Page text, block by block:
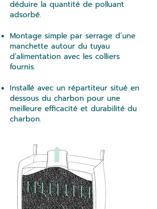
déduire la quantité de polluant
adsorbé.
Montage simple par serrage d’une
manchette autour du tuyau
d’alimentation avec les colliers
fournis.
Installé avec un répartiteur situé en
dessous du charbon pour une
meilleure efficacité et durabilité du
charbon.